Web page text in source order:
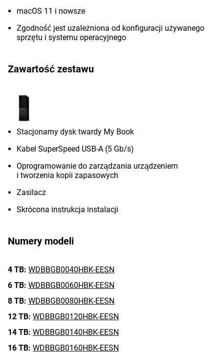
macOS 11 i nowsze
Zgodność jest uzależniona od konfiguracji używanego
sprzętu i systemu operacyjnego
Zawartość zestawu
Stacjonarny dysk twardy My Book
Kabel SuperSpeed USB-A (5 Gb/s)
Oprogramowanie do zarządzania urządzeniem
i tworzenia kopii zapasowych
Zasilacz
Skrócona instrukcja instalacji
Numery modeli
4 TB: WDBBGB0040HBK-EESN
6 TB: WDBBGB0060HBK-EESN
8 TB: WDBBGB0080HBK-EESN
12 TB: WDBBGB0120HBK-EESN
14 TB: WDBBGB0140HBK-EESN
16 TB: WDBBGB0160HBK-EESN